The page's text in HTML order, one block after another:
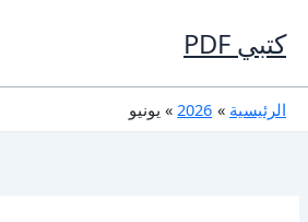
إلى
المحتوى
كتبي PDF
الرئيسية 2026 يونيو